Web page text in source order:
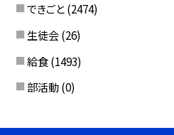
できごと (2474)
生徒会 (26)
給食 (1493)
部活動 (0)